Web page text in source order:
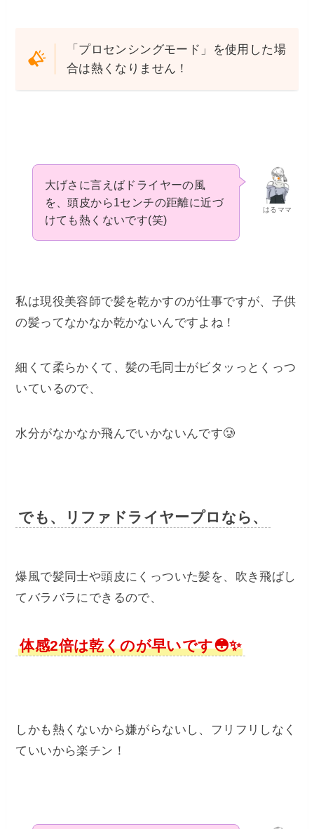
「プロセンシングモード」を使用した場
合は熱くなりません！
はるママ
大げさに言えばドライヤーの風
を、頭皮から1センチの距離に近づ
けても熱くないです(笑)
私は現役美容師で髪を乾かすのが仕事ですが、子供
の髪ってなかなか乾かないんですよね！
細くて柔らかくて、髪の毛同士がビタッっとくっつ
いているので、
水分がなかなか飛んでいかないんです🥲
でも、リファドライヤープロなら、
爆風で髪同士や頭皮にくっついた髪を、吹き飛ばし
てバラバラにできるので、
体感2倍は乾くのが早いです😳✨
しかも熱くないから嫌がらないし、フリフリしなく
ていいから楽チン！